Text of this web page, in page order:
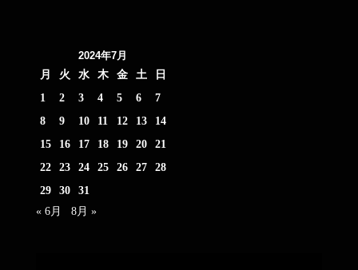
2024年7月
月
火 水 木 金 土
日
1
2 3 4 5 6
7
8
9 10 11 12 13
14
15
16 17 18 19 20
21
22
23 24 25 26 27
28
29
30
31
« 6月
8月 »